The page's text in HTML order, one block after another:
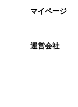
マイページ
運営会社